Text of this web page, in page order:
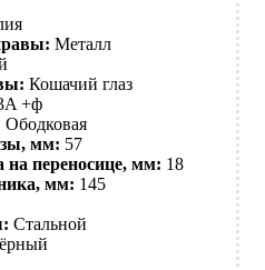
Металл
Кошачий глаз
+ф
Ободковая
мм: 57
на переносице, мм: 18
мм: 145
Стальной